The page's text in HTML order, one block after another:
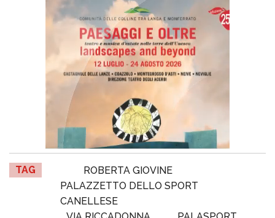
TAG
ROBERTA GIOVINE
PALAZZETTO DELLO SPORT
CANELLESE